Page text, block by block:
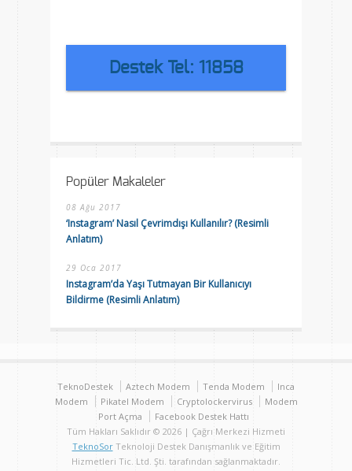
Destek Tel: 11858
Popüler Makaleler
08 Ağu 2017
‘Instagram’ Nasıl Çevrimdışı Kullanılır? (Resimli
Anlatım)
29 Oca 2017
Instagram’da Yaşı Tutmayan Bir Kullanıcıyı
Bildirme (Resimli Anlatım)
TeknoDestek Aztech Modem Tenda Modem
Inca
Modem
Pikatel Modem Cryptolockervirus
Modem
Port Açma
Facebook Destek Hattı
Tüm Hakları Saklıdır © 2026 | Çağrı Merkezi Hizmeti
TeknoSorTeknoloji Destek Danışmanlık ve Eğitim
Hizmetleri Tic. Ltd. Şti. tarafından sağlanmaktadır.